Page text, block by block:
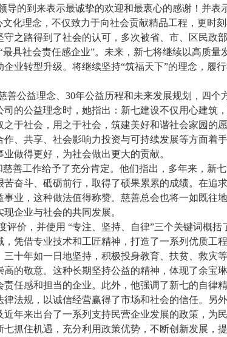
导的到来表示最诚挚的欢迎和最衷心的感谢！并表
化理念，不仅致力于向社会贡献精品工程，更时刻
守之路得到了社会的认可，多次被省、市、区民政
具社会责任感企业”。未来，新七将继续以高质量
业转型升级。将继续坚持“筑福天下”的理念，履
善公益理念、 30年公益历程和未来发展规划，四个
的公益理念时，她指出：新七建设不仅用心建筑，
于社会，用之于社会，筑建美好和谐社会家园的
、共享、社会影响力投资与可持续发展等方面着
做得更好，为社会做出更大的贡献。
善工作给予了充分肯定。他们指出，多年来，新
奋斗、砥砺前行，取得了硕果累累的成绩。在追
业，这种做法值得称赞。慈善总会也将一如既往
企业与社会的共同发展。
评价，并使用 “专注、坚持、自律”三个关键词概括
凭借专业技术和工匠精神，打造了一系列优质工
十年如一日地坚持，积极投身教育、扶贫、救灾
的敬意。这种长期坚持公益的精神，体现了余宝
任感和担当的企业。此外，他强调了新七的自律
法规，以诚信经营赢得了市场和社会的信任。另
年来出台了一系列支持民营企业发展的政策，为
抓住机遇，充分利用政策优势，不断创新发展，